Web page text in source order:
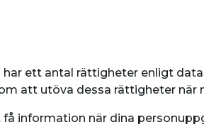
ett antal rättigheter enligt
att utöva dessa rättigheter
få information när dina